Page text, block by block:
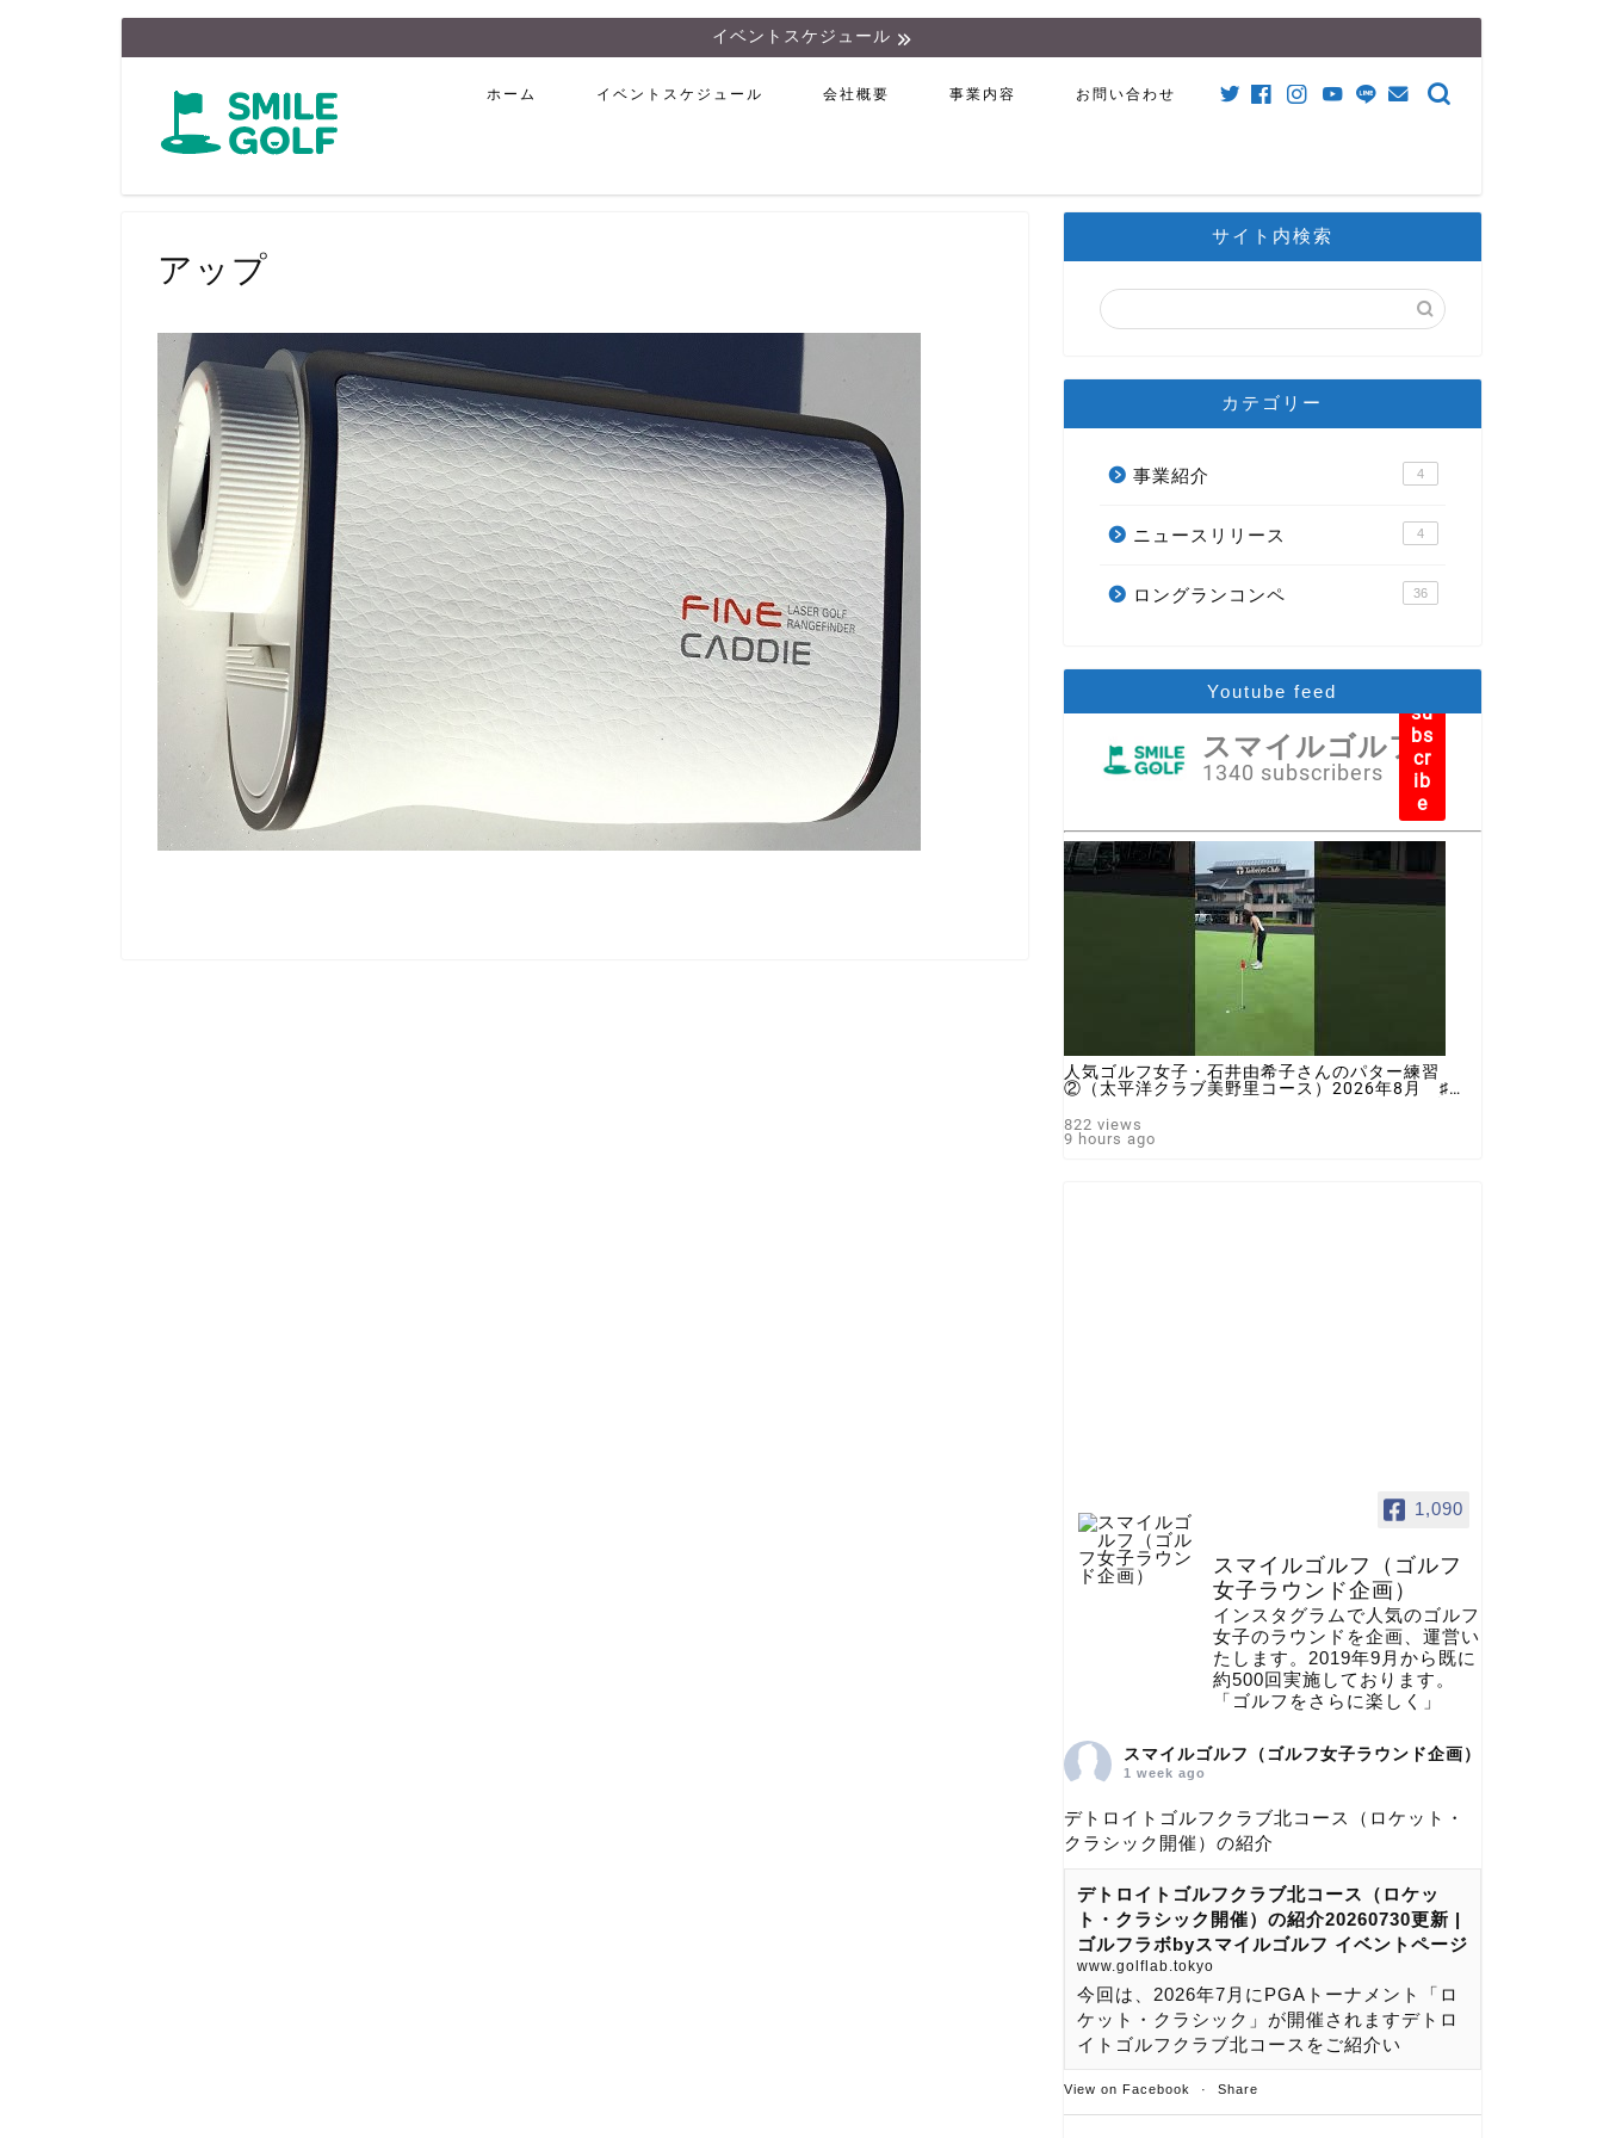
イベントスケジュール
ホーム イベントスケジュール 会社概要 事業内容 お問い合わせ
アップ
サイト内検索
カテゴリー
事業紹介 4
ニュースリリース 4
ロングランコンペ 36
Youtube feed
スマイルゴルフ
1340 subscribers
su
bs
cr
ib
e
人気ゴルフ女子・石井由希子さんのパター練習
②（太平洋クラブ美野里コース）2026年8月 ♯ゴ
画 ♯スマイルゴルフ
822 views
9 hours ago
1,090
スマイルゴルフ（ゴルフ
女子ラウンド企画）
インスタグラムで人気のゴルフ
女子のラウンドを企画、運営い
たします。2019年9月から既に
約500回実施しております。
「ゴルフをさらに楽しく」
スマイルゴルフ（ゴルフ女子ラウンド企画）
1 week ago
デトロイトゴルフクラブ北コース（ロケット・
クラシック開催）の紹介
デトロイトゴルフクラブ北コース（ロケッ
ト・クラシック開催）の紹介20260730更新 |
ゴルフラボbyスマイルゴルフ イベントページ
www.golflab.tokyo
今回は、2026年7月にPGAトーナメント「ロ
ケット・クラシック」が開催されますデトロ
イトゴルフクラブ北コースをご紹介い
View on Facebook · Share